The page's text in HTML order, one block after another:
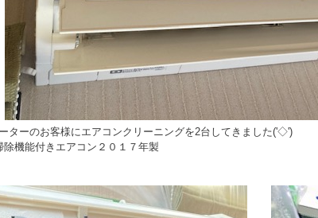
ターのお客様にエアコンクリーニングを2台してきました('◇')ゞ
機能付きエアコン２０１７年製